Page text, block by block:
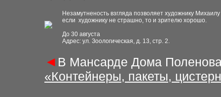
Незамутненость взгляда позволяет художнику
если художнику не страшно, то и зрителю хорошо.
До 30 августа
Адрес: ул. Зоологическая, д. 13, стр. 2.
◄ В Мансарде Дома
«Контейнеры, пакеты,